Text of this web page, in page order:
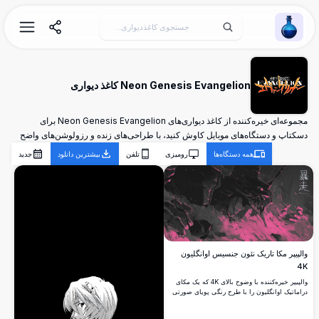
Wallpaper Alchemy
Neon Genesis Evangelion کاغذ دیواری
مجموعه‌ای خیره‌کننده از کاغذ دیواری‌های Neon Genesis Evangelion برای
دسکتاپ و دستگاه‌های موبایل کاوش کنید، با طراحی‌های زنده و رزولوشن‌های واضح
همه دستگاه‌ها رومیزی تلفن بیشترین دانلود جدید
والپیپر مکا تاریک نئون جنسیس اوانگلیون
4K
والپیپر خیره‌کننده با وضوح بالای 4K که یک مکای
دراماتیک اوانگلیون را با طرح رنگی پویای صورتی